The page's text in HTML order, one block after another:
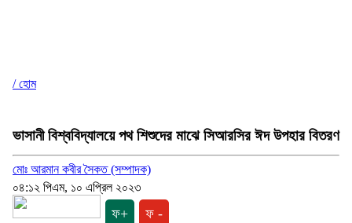
/ হোম
ভাসানী বিশ্ববিদ্যালয়ে পথ শিশুদের মাঝে সিআরসির ঈদ উপহার বিতরণ
মোঃ আরমান কবীর সৈকত (সম্পাদক)
০৪:১২ পিএম, ১০ এপ্রিল ২০২৩
ফ+ ফ -